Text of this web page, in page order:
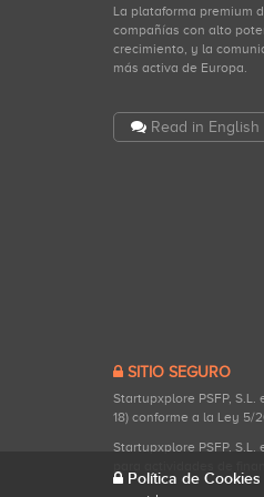
La plataforma premium
compañías con alto
crecimiento, y la
más activa de Europa.
Read in English
SITIO SEGURO
Startupxplore PSFP,
18) conforme a la Ley 5/
Startupxplore PSFP,
Política de Cookies